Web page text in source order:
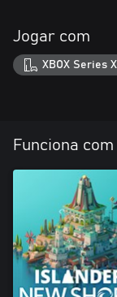
Jogar com
XBOX Series
Funciona com